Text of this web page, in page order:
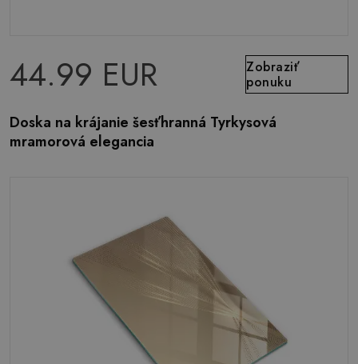
44.99 EUR
Zobraziť
ponuku
Doska na krájanie šesťhranná Tyrkysová
mramorová elegancia